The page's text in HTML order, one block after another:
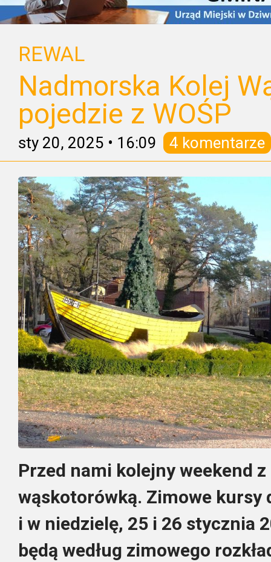
REWAL
Nadmorska Kolej
pojedzie z WOŚP
sty 20, 2025 • 16:09 4 komentarze
Przed nami kolejny weekend
wąskotorówką. Zimowe kursy
i w niedzielę, 25 i 26 stycznia
będą według zimowego